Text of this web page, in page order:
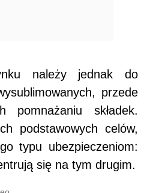
należy jednak do
przede
pomnażaniu składek.
podstawowych celów,
typu ubezpieczeniom:
się na tym drugim.